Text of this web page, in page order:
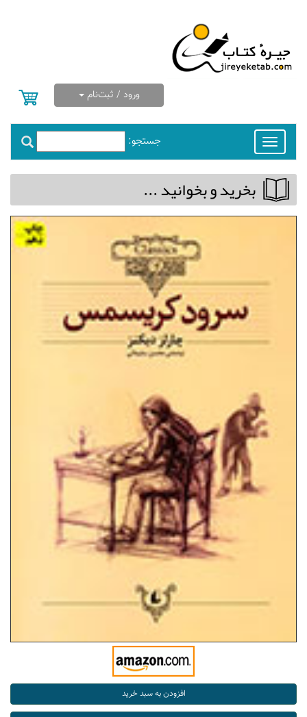
ورود / ثبت‌نام
جستجو:
Toggle
navigation
بخريد و بخوانيد ...